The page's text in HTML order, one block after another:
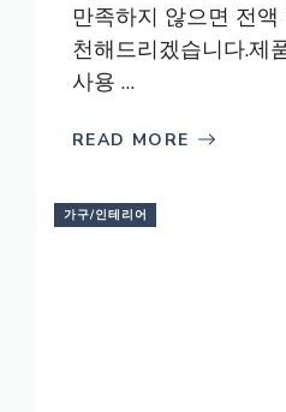
만족하지 않으면 전
천해드리겠습니다.제
사용 …
READ MORE
가구/인테리어